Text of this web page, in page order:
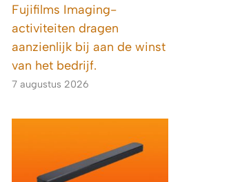
Fujifilms Imaging-
activiteiten dragen
aanzienlijk bij aan de winst
van het bedrijf.
7 augustus 2026